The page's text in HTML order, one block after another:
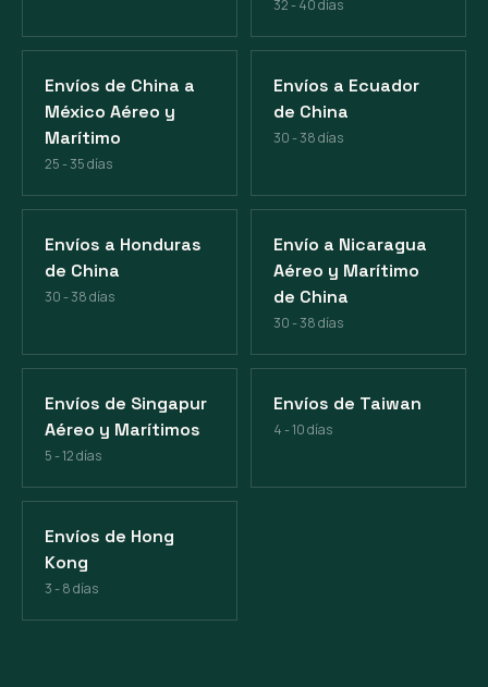
32 - 40 días
Envíos de China a
México Aéreo y
Marítimo
25 - 35 días
Envíos a Ecuador
de China
30 - 38 días
Envíos a Honduras
de China
30 - 38 días
Envío a Nicaragua
Aéreo y Marítimo
de China
30 - 38 días
Envíos de Singapur
Aéreo y Marítimos
5 - 12 días
Envíos de Taiwan
4 - 10 días
Envíos de Hong
Kong
3 - 8 días